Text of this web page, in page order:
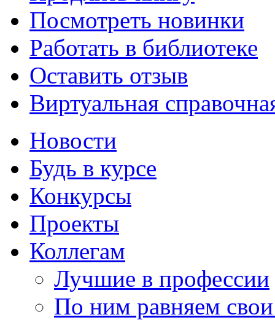
Посмотреть новинки
Работать в библиотеке
Оставить отзыв
Виртуальная
Новости
Будь в курсе
Конкурсы
Проекты
Коллегам
Лучшие в профессии
По ним равняем